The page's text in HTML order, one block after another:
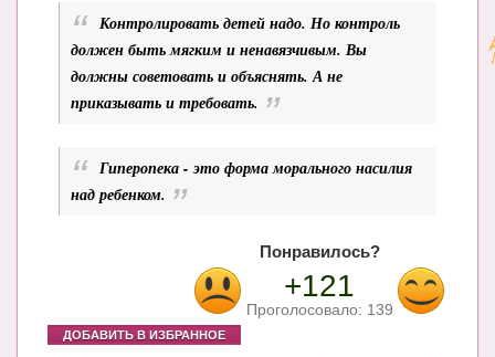
Контролировать детей надо. Но контроль
должен быть мягким и ненавязчивым. Вы
должны советовать и объяснять. А не
приказывать и требовать.
Гиперопека - это форма морального насилия
над ребенком.
Понравилось?
+121
Проголосовало: 139
ДОБАВИТЬ В ИЗБРАННОЕ